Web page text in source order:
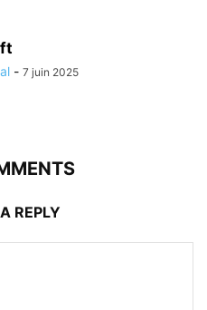
- 7 juin 2025
REPLY